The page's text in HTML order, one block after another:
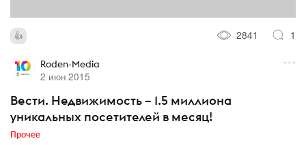
2841 1
Roden-Media
2 июн 2015
Вести. Недвижимость – 1.5 миллиона
уникальных посетителей в месяц!
Прочее